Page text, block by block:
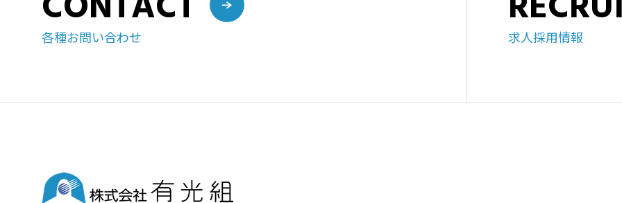
各種お問い合わせ 求人採用情報